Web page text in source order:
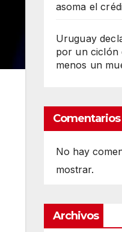
asoma el
Uruguay
por un ciclón
menos un
No hay
mostrar.
Archivos